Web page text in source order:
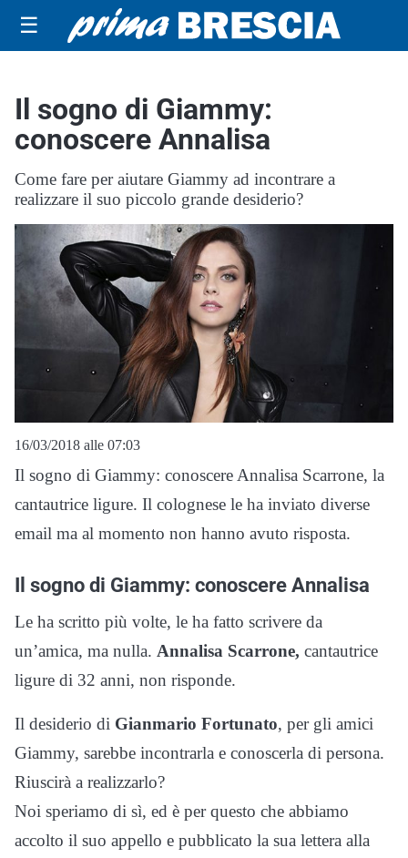
☰
Il sogno di Giammy:
conoscere Annalisa
Come fare per aiutare Giammy ad incontrare a
realizzare il suo piccolo grande desiderio?
16/03/2018 alle 07:03
Il sogno di Giammy: conoscere Annalisa Scarrone, la
cantautrice ligure. Il colognese le ha inviato diverse
email ma al momento non hanno avuto risposta.
Il sogno di Giammy: conoscere Annalisa
Le ha scritto più volte, le ha fatto scrivere da
un’amica, ma nulla. Annalisa Scarrone, cantautrice
ligure di 32 anni, non risponde.
Il desiderio di Gianmario Fortunato, per gli amici
Giammy, sarebbe incontrarla e conoscerla di persona.
Riuscirà a realizzarlo?
Noi speriamo di sì, ed è per questo che abbiamo
accolto il suo appello e pubblicato la sua lettera alla